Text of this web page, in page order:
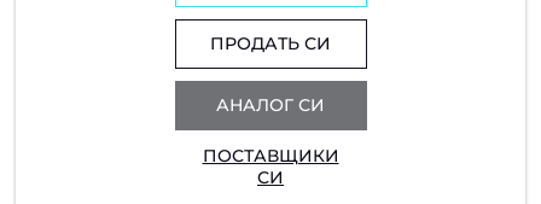
ПРОДАТЬ СИ
АНАЛОГ СИ
ПОСТАВЩИКИ
СИ